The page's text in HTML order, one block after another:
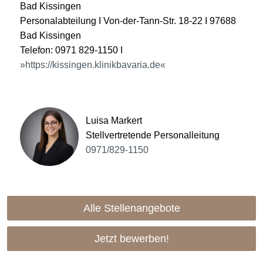
Bad Kissingen
Personalabteilung I Von-der-Tann-Str. 18-22 I 97688
Bad Kissingen
Telefon: 0971 829-1150 I
https://kissingen.klinikbavaria.de
Luisa Markert
Stellvertretende Personalleitung
0971/829-1150
Alle Stellenangebote
Jetzt bewerben!